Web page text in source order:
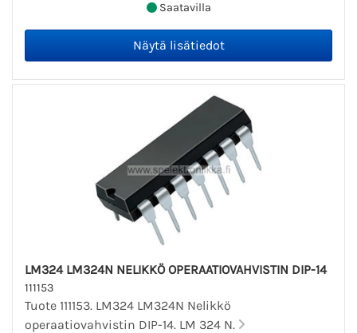
Saatavilla
LM324 LM324N NELIKKÖ OPERAATIOVAHVISTIN DIP-14
111153
Tuote 111153. LM324 LM324N Nelikkö
operaatiovahvistin DIP-14. LM 324 N.